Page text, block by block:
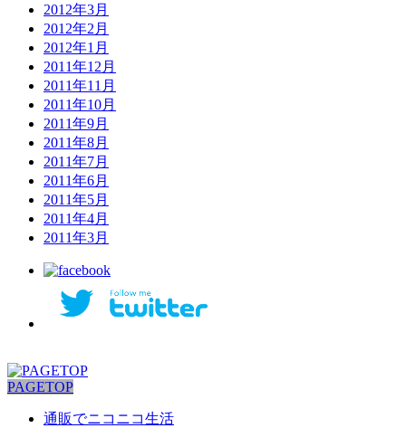
2012年3月
2012年2月
2012年1月
2011年12月
2011年11月
2011年10月
2011年9月
2011年8月
2011年7月
2011年6月
2011年5月
2011年4月
2011年3月
PAGETOP
通販でニコニコ生活